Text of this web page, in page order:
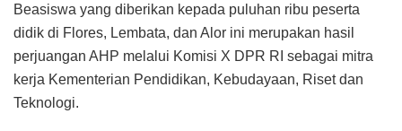
Beasiswa yang diberikan kepada puluhan ribu peserta
didik di Flores, Lembata, dan Alor ini merupakan hasil
perjuangan AHP melalui Komisi X DPR RI sebagai mitra
kerja Kementerian Pendidikan, Kebudayaan, Riset dan
Teknologi.